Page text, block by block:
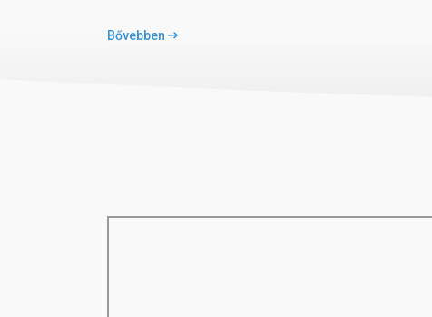
szakemberek által összeállított wellness
ellenében. A tengerparton számos vízi sportolási
Bővebben